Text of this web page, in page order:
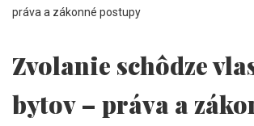
práva a zákonné postupy
Zvolanie schôdze
bytov – práva a